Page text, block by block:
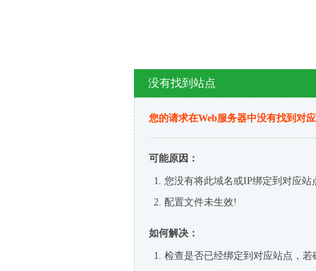
没有找到站点
您的请求在Web服务器中没有找到对
可能原因：
您没有将此域名或IP绑定到对应站
配置文件未生效!
如何解决：
检查是否已经绑定到对应站点，